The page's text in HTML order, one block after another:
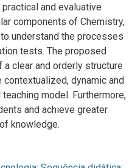
and evaluative
components of Chemistry,
understand the processes
tests. The proposed
clear and orderly structure
dynamic and
model. Furthermore,
and achieve greater
knowledge.